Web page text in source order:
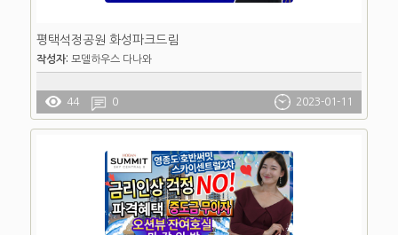
평택석정공원 화성파크드림
작성자: 모델하우스 다나와
44 0 2023-01-11